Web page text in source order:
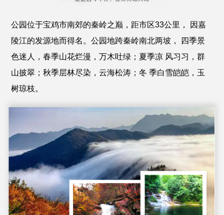
公园位于宝鸡市南郊的秦岭之巅，距市区33公里， 因嘉
陵江的发源地而得名。公园地跨秦岭南北两坡， 四季景
色迷人，春季山花烂漫，万木吐绿；夏季凉 风习习，群
山披翠；秋季层林尽染，云海松涛；冬 季白雪皑皑，玉
树琼枝。